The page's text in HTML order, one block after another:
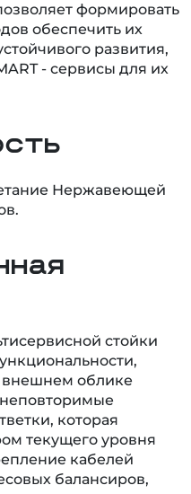
формировать
обеспечить их
развития,
- сервисы для их
Нержавеющей
стойки
внешнем облике
которая
текущего уровня
кабелей
балансиров,